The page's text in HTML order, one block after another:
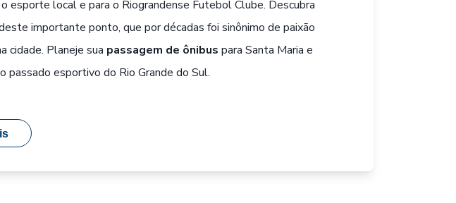
esporte local e para o Riograndense Futebol Clube. Descubra
importante ponto, que por décadas foi sinônimo de paixão
cidade. Planeje sua passagem de ônibus para Santa Maria e
passado esportivo do Rio Grande do Sul.